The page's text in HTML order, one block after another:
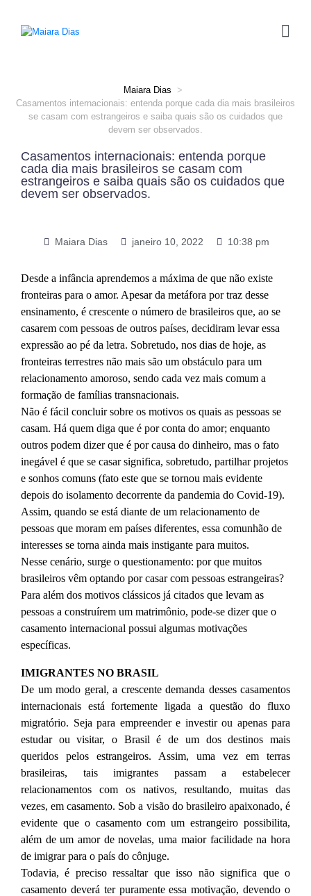
Maiara Dias >
Casamentos internacionais: entenda porque cada dia mais brasileiros
se casam com estrangeiros e saiba quais são os cuidados que
devem ser observados.
Casamentos internacionais: entenda porque
cada dia mais brasileiros se casam com
estrangeiros e saiba quais são os cuidados que
devem ser observados.
Maiara Dias janeiro 10, 2022 10:38 pm
Desde a infância aprendemos a máxima de que não existe
fronteiras para o amor. Apesar da metáfora por traz desse
ensinamento, é crescente o número de brasileiros que, ao se
casarem com pessoas de outros países, decidiram levar essa
expressão ao pé da letra. Sobretudo, nos dias de hoje, as
fronteiras terrestres não mais são um obstáculo para um
relacionamento amoroso, sendo cada vez mais comum a
formação de famílias transnacionais.
Não é fácil concluir sobre os motivos os quais as pessoas se
casam. Há quem diga que é por conta do amor; enquanto
outros podem dizer que é por causa do dinheiro, mas o fato
inegável é que se casar significa, sobretudo, partilhar projetos
e sonhos comuns (fato este que se tornou mais evidente
depois do isolamento decorrente da pandemia do Covid-19).
Assim, quando se está diante de um relacionamento de
pessoas que moram em países diferentes, essa comunhão de
interesses se torna ainda mais instigante para muitos.
Nesse cenário, surge o questionamento: por que muitos
brasileiros vêm optando por casar com pessoas estrangeiras?
Para além dos motivos clássicos já citados que levam as
pessoas a construírem um matrimônio, pode-se dizer que o
casamento internacional possui algumas motivações
específicas.
IMIGRANTES NO BRASIL
De um modo geral, a crescente demanda desses casamentos
internacionais está fortemente ligada a questão do fluxo
migratório. Seja para empreender e investir ou apenas para
estudar ou visitar, o Brasil é de um dos destinos mais
queridos pelos estrangeiros. Assim, uma vez em terras
brasileiras, tais imigrantes passam a estabelecer
relacionamentos com os nativos, resultando, muitas das
vezes, em casamento. Sob a visão do brasileiro apaixonado, é
evidente que o casamento com um estrangeiro possibilita,
além de um amor de novelas, uma maior facilidade na hora
de imigrar para o país do cônjuge.
Todavia, é preciso ressaltar que isso não significa que o
casamento deverá ter puramente essa motivação, devendo o